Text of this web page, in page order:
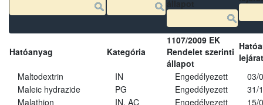
Hatóanyag Kategória
1107/2009 EK
Rendelet szerinti
állapot
Maltodextrin
IN Engedélyezett
03/
Maleic hydrazide
PG Engedélyezett
31/
Malathion
IN, AC Engedélyezett
15/